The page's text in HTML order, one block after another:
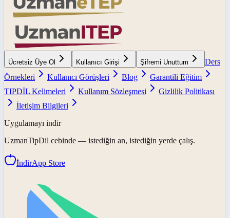
Ücretsiz Üye Ol Kullanıcı Girişi Şifremi Unuttum
Ders
Örnekleri
Kullanıcı Görüşleri Blog
Garantili Eğitim
TIPDİL Kelimeleri
Kullanım Sözleşmesi
Gizlilik Politikası
İletişim Bilgileri
Uygulamayı indir
UzmanTipDil cebinde — istediğin an, istediğin yerde çalış.
İndirApp Store